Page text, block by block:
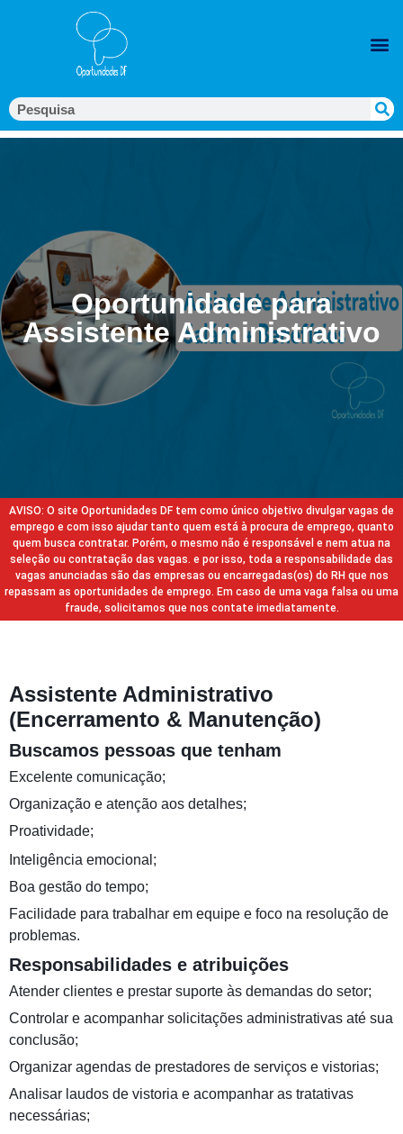
Oportunidade para
Assistente Administrativo
AVISO: O site Oportunidades DF tem como único objetivo divulgar vagas de
emprego e com isso ajudar tanto quem está à procura de emprego, quanto
quem busca contratar. Porém, o mesmo não é responsável e nem atua na
seleção ou contratação das vagas. e por isso, toda a responsabilidade das
vagas anunciadas são das empresas ou encarregadas(os) do RH que nos
repassam as oportunidades de emprego. Em caso de uma vaga falsa ou uma
fraude, solicitamos que nos contate imediatamente.
Assistente Administrativo
(Encerramento & Manutenção)
Buscamos pessoas que tenham
Excelente comunicação;
Organização e atenção aos detalhes;
Proatividade;
Inteligência emocional;
Boa gestão do tempo;
Facilidade para trabalhar em equipe e foco na resolução de
problemas.
Responsabilidades e atribuições
Atender clientes e prestar suporte às demandas do setor;
Controlar e acompanhar solicitações administrativas até sua
conclusão;
Organizar agendas de prestadores de serviços e vistorias;
Analisar laudos de vistoria e acompanhar as tratativas
necessárias;